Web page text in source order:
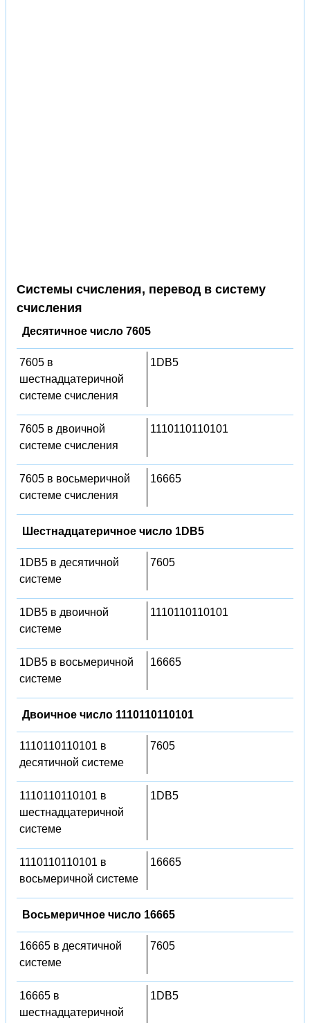
Системы счисления, перевод в систему
счисления
Десятичное число 7605
7605 в
шестнадцатеричной
системе счисления
1DB5
7605 в двоичной
системе счисления
1110110110101
7605 в восьмеричной
системе счисления
16665
Шестнадцатеричное число 1DB5
1DB5 в десятичной
системе
7605
1DB5 в двоичной
системе
1110110110101
1DB5 в восьмеричной
системе
16665
Двоичное число 1110110110101
1110110110101 в
десятичной системе
7605
1110110110101 в
шестнадцатеричной
системе
1DB5
1110110110101 в
восьмеричной системе
16665
Восьмеричное число 16665
16665 в десятичной
системе
7605
16665 в
шестнадцатеричной
1DB5